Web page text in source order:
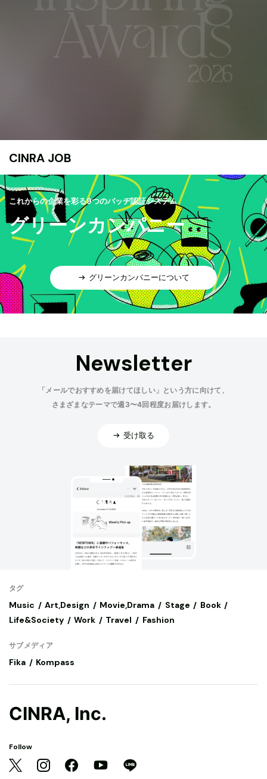
CINRA JOB
これからの企業を彩る9つのバッヂ認証システム
グリーンカンパニー
グリーンカンパニーについて
Newsletter
「メールでおすすめを届けてほしい」という方に向けて、
さまざまなテーマで週3〜4回程度お届けします。
受け取る
タグ
Music Art,Design Movie,Drama Stage
Book
Life&Society
Work Travel Fashion
サブメディア
Fika Kompass
CINRA, Inc.
Follow